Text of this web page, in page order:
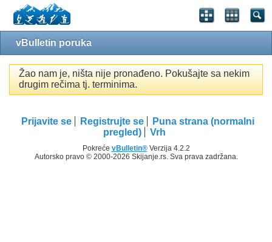
vBulletin poruka
Žao nam je, ništa nije pronađeno. Pokušajte sa nekim
drugim rečima tj. terminima.
Prijavite se Registrujte se
Puna strana (normalni
pregled)
Vrh
Pokreće vBulletin®Verzija 4.2.2
Autorsko pravo © 2000-2026 Skijanje.rs. Sva prava zadržana.